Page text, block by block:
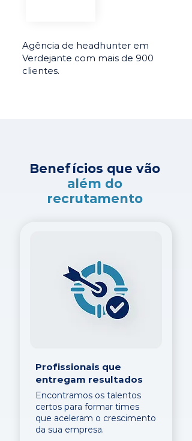
Agência de headhunter em
Verdejante com mais de 900
clientes.
Benefícios que vão
além do
recrutamento
Profissionais que
entregam resultados
Encontramos os talentos
certos para formar times
que aceleram o crescimento
da sua empresa.